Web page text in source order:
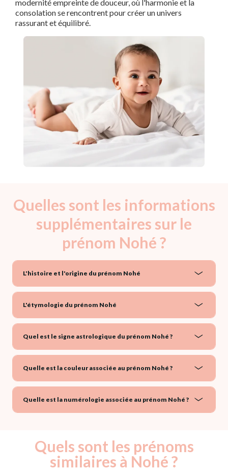
modernité empreinte de douceur, où l'harmonie et la
consolation se rencontrent pour créer un univers
rassurant et équilibré.
Quelles sont les informations
supplémentaires sur le
prénom Nohé ?
L'histoire et l'origine du prénom Nohé
L'étymologie du prénom Nohé
Quel est le signe astrologique du prénom Nohé ?
Quelle est la couleur associée au prénom Nohé ?
Quelle est la numérologie associée au prénom Nohé ?
Quels sont les prénoms
similaires à Nohé ?